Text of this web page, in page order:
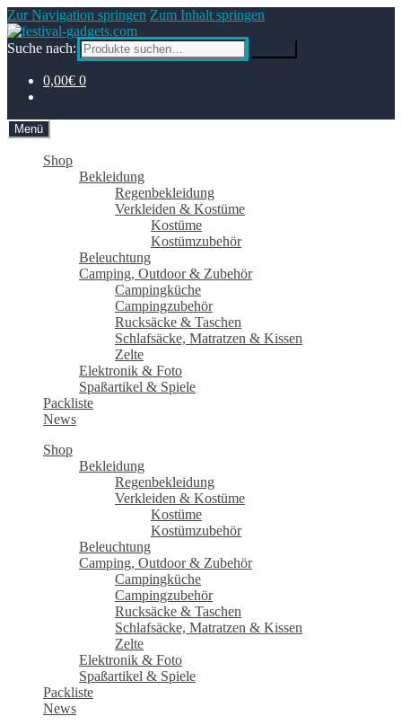
Zur Navigation springen Zum Inhalt springen
Suche nach:
0,00€ 0
Menü
Shop
Bekleidung
Regenbekleidung
Verkleiden & Kostüme
Kostüme
Kostümzubehör
Beleuchtung
Camping, Outdoor & Zubehör
Campingküche
Campingzubehör
Rucksäcke & Taschen
Schlafsäcke, Matratzen & Kissen
Zelte
Elektronik & Foto
Spaßartikel & Spiele
Packliste
News
Shop
Bekleidung
Regenbekleidung
Verkleiden & Kostüme
Kostüme
Kostümzubehör
Beleuchtung
Camping, Outdoor & Zubehör
Campingküche
Campingzubehör
Rucksäcke & Taschen
Schlafsäcke, Matratzen & Kissen
Zelte
Elektronik & Foto
Spaßartikel & Spiele
Packliste
News